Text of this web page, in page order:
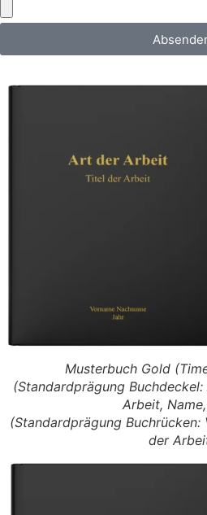
Musterbuch Gold
(Standardprägung
Arbeit,
(Standardprägung Buchrücken:
der